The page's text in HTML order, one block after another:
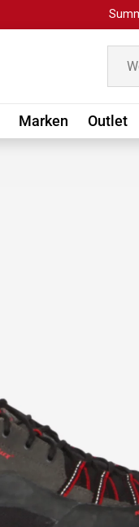
Marken Outlet